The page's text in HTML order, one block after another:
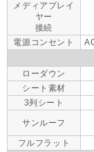
メディアプレイ
ヤー
接続
電源コンセント
ローダウン
シート素材
3列シート
サンルーフ
フルフラット